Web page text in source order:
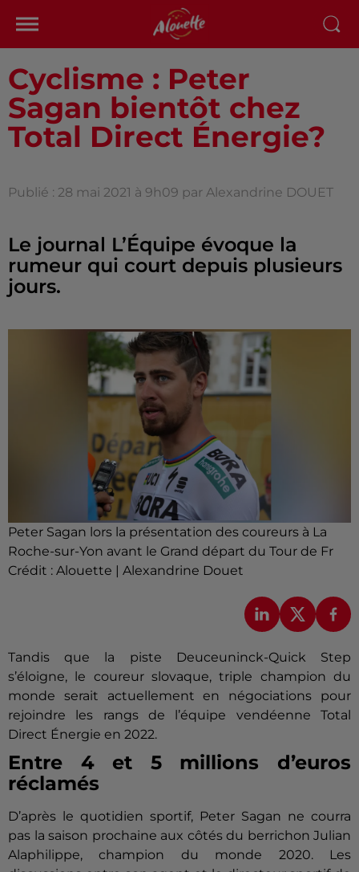
Cyclisme : Peter
Sagan bientôt chez
Total Direct Énergie?
Publié : 28 mai 2021 à 9h09 par Alexandrine DOUET
Le journal L’Équipe évoque la
rumeur qui court depuis plusieurs
jours.
Peter Sagan lors la présentation des coureurs à La
Roche-sur-Yon avant le Grand départ du Tour de Fr
Crédit : Alouette | Alexandrine Douet
Tandis que la piste Deuceuninck-Quick Step
s’éloigne, le coureur slovaque, triple champion du
monde serait actuellement en négociations pour
rejoindre les rangs de l’équipe vendéenne Total
Direct Énergie en 2022.
Entre 4 et 5 millions d’euros
réclamés
D’après le quotidien sportif, Peter Sagan ne courra
pas la saison prochaine aux côtés du berrichon Julian
Alaphilippe, champion du monde 2020. Les